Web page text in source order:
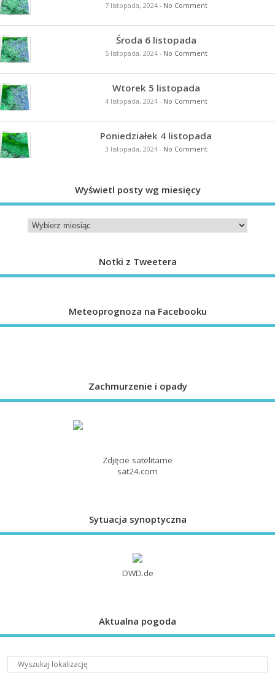
7 listopada, 2024- No Comment
Środa 6 listopada
5 listopada, 2024- No Comment
Wtorek 5 listopada
4 listopada, 2024- No Comment
Poniedziałek 4 listopada
3 listopada, 2024- No Comment
Wyświetl posty wg miesięcy
Notki z Tweetera
Meteoprognoza na Facebooku
Zachmurzenie i opady
Zdjęcie satelitarne
sat24.com
Sytuacja synoptyczna
DWD.de
Aktualna pogoda